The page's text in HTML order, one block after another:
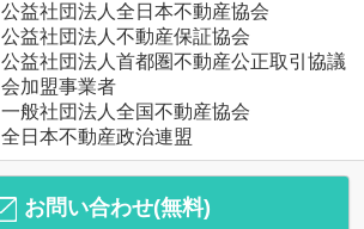
公益社団法人全日本不動産協会
公益社団法人不動産保証協会
公益社団法人首都圏不動産公正取引協議
会加盟事業者
一般社団法人全国不動産協会
全日本不動産政治連盟
お問い合わせ(無料)